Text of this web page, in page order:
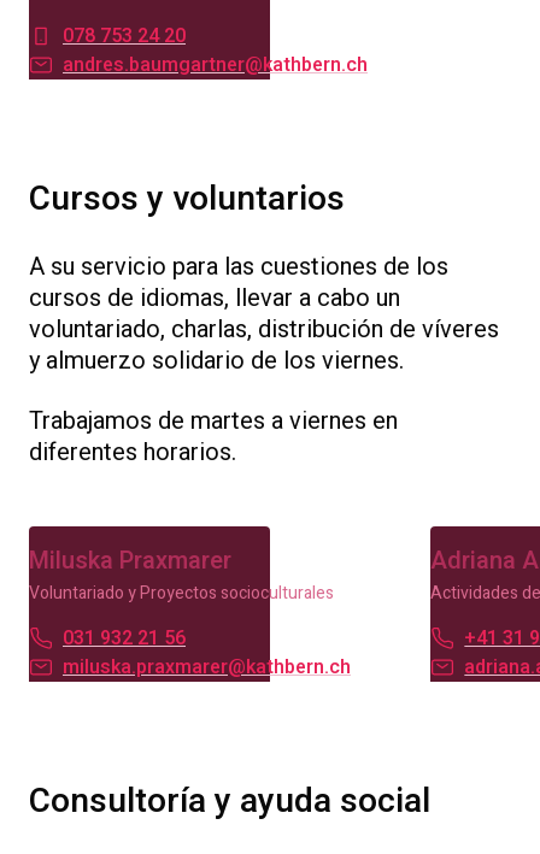
078 753 24 20
andres.baumgartner@kathbern.ch
Cursos y voluntarios
A su servicio para las cuestiones de los
cursos de idiomas, llevar a cabo un
voluntariado, charlas, distribución de víveres
y almuerzo solidario de los viernes.
Trabajamos de martes a viernes en
diferentes horarios.
Miluska Praxmarer
Voluntariado y Proyectos socioculturales
031 932 21 56
miluska.praxmarer@kathbern.ch
Adriana
Actividades
+41 31
Consultoría y ayuda social